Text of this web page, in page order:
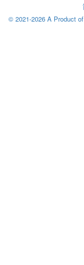
© 2021-2026 A Product